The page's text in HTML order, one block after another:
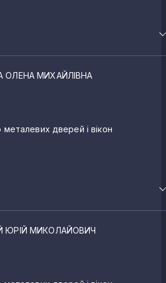
ОЛЕНА МИХАЙЛІВНА
дверей і вікон
ЮРІЙ МИКОЛАЙОВИЧ